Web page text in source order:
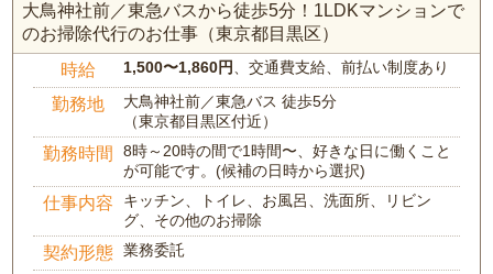
大鳥神社前／東急バスから徒歩5分！1LDKマンションで
のお掃除代行のお仕事（東京都目黒区）
時給 1,500〜1,860円 、交通費支給、前払い制度あり
勤務地
大鳥神社前／東急バス 徒歩5分
（東京都目黒区付近）
勤務時間
8時～20時の間で1時間〜、好きな日に働くこと
が可能です。(候補の日時から選択)
仕事内容
キッチン、トイレ、お風呂、洗面所、リビン
グ、その他のお掃除
契約形態 業務委託